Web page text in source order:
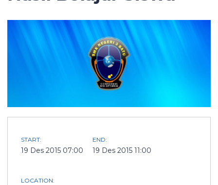
START:
19 Des 2015 07:00
END:
19 Des 2015 11:00
LOCATION: